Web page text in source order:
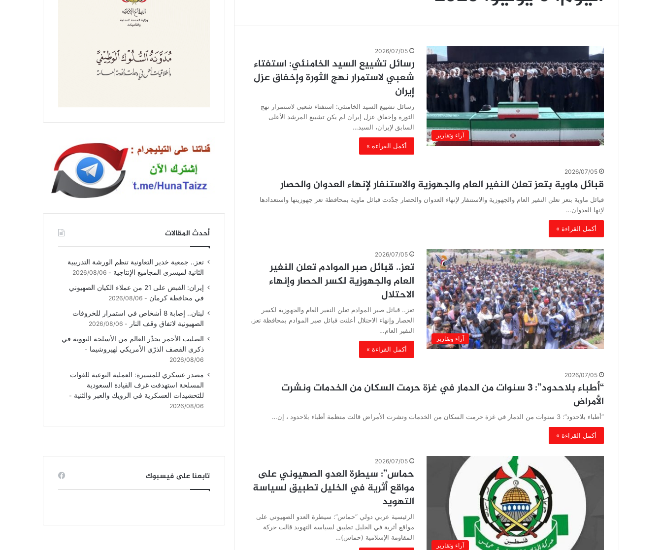
آراء وتقارير
2026/07/05
رسائل تشييع السيد الخامنئي: استفتاء
شعبي لاستمرار نهج الثورة وإخفاق عزل
إيران
رسائل تشييع السيد الخامنئي: استفتاء شعبي لاستمرار نهج
الثورة وإخفاق عزل إيران لم يكن تشييع المرشد الأعلى
السابق لإيران، السيد…
أكمل القراءة »
2026/07/05
قبائل ماوية بتعز تعلن النفير العام والجهوزية والاستنفار لإنهاء العدوان والحصار
قبائل ماوية بتعز تعلن النفير العام والجهوزية والاستنفار لإنهاء العدوان والحصار جدّدت قبائل ماوية بمحافظة تعز جهوزيتها واستعدادها
لإنها العدوان…
أكمل القراءة »
آراء وتقارير
2026/07/05
تعز.. قبائل صبر الموادم تعلن النفير
العام والجهوزية لكسر الحصار وإنهاء
الاحتلال
تعز.. قبائل صبر الموادم تعلن النفير العام والجهوزية لكسر
الحصار وإنهاء الاحتلال أعلنت قبائل صبر الموادم بمحافظة تعز،
النفير العام…
أكمل القراءة »
2026/07/05
“أطباء بلاحدود”: 3 سنوات من الدمار في غزة حرمت السكان من الخدمات ونشرت
الأمراض
“أطباء بلاحدود”: 3 سنوات من الدمار في غزة حرمت السكان من الخدمات ونشرت الأمراض قالت منظمة أطباء بلاحدود ، إن…
أكمل القراءة »
آراء وتقارير
2026/07/05
حماس”: سيطرة العدو الصهيوني على
مواقع أثرية في الخليل تطبيق لسياسة
التهويد
الرئيسية عربي دولي “حماس”: سيطرة العدو الصهيوني على
مواقع أثرية في الخليل تطبيق لسياسة التهويد قالت حركة
المقاومة الإسلامية (حماس)…
أحدث المقالات
تعز.. جمعية خدير التعاونية تنظم الورشة التدريبية
الثانية لميسري المجاميع الإنتاجية
2026/08/06
إيران: القبض على 21 من عملاء الكيان الصهيوني
في محافظة كرمان
2026/08/06
لبنان.. إصابة 8 أشخاص في استمرار للخروقات
الصهيونية لاتفاق وقف النار
2026/08/06
الصليب الأحمر يحذّر العالم من الأسلحة النووية في
ذكرى القصف الذرّي الأمريكي لهيروشيما
2026/08/06
مصدر عسكري للمسيرة: العملية النوعية للقوات
المسلحة استهدفت غرف القيادة السعودية
للتحشيدات العسكرية في الرويك والعبر والثنية
2026/08/06
تابعنا على فيسبوك